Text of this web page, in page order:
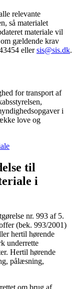
relevante
så materialet
materiale vil
gældende krav
ellersis@sis.dk.
for transport af
i
love og
til
i
nr. 993 af 5.
(bek. 993/2001)
hertil hørende
underrette
Hertil hørende
pålæsning,
om brug af